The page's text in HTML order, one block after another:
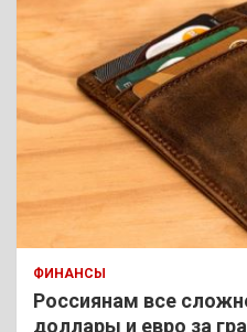
ФИНАНСЫ
Россиянам все
доллары и евро за